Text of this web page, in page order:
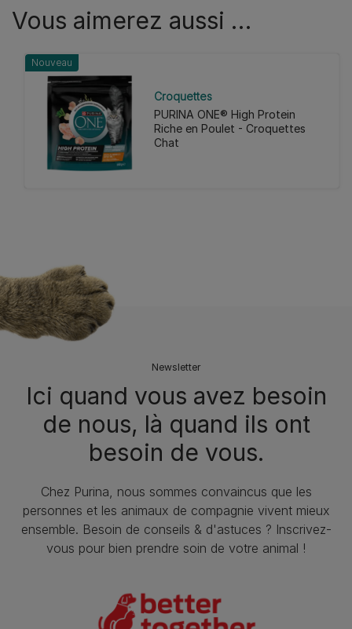
Vous aimerez aussi …
Nouveau
Croquettes
PURINA ONE® High Protein
Riche en Poulet - Croquettes
Chat
Newsletter
Ici quand vous avez besoin
de nous, là quand ils ont
besoin de vous.
Chez Purina, nous sommes convaincus que les
personnes et les animaux de compagnie vivent mieux
ensemble. Besoin de conseils & d'astuces ? Inscrivez-
vous pour bien prendre soin de votre animal !